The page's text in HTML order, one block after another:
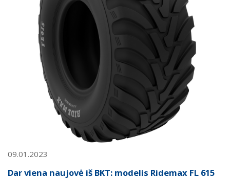
09.01.2023
Dar viena naujovė iš BKT: modelis Ridemax FL 615